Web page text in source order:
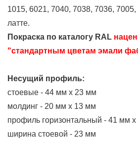
1015, 6021, 7040, 7038, 7036, 7005,
латте.
Покраска по каталогу RAL
"стандартным цветам эмали
Несущий профиль:
стоевые - 44 мм х 23 мм
молдинг - 20 мм х 13 мм
профиль горизонтальный - 41
ширина стоевой - 23 мм